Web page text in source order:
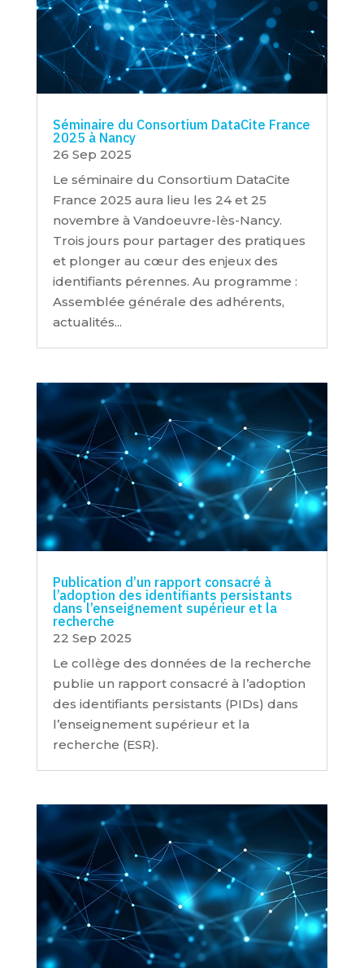
Séminaire du Consortium DataCite France
2025 à Nancy
26 Sep 2025
Le séminaire du Consortium DataCite
France 2025 aura lieu les 24 et 25
novembre à Vandoeuvre-lès-Nancy.
Trois jours pour partager des pratiques
et plonger au cœur des enjeux des
identifiants pérennes. Au programme :
Assemblée générale des adhérents,
actualités...
Publication d’un rapport consacré à
l’adoption des identifiants persistants
dans l’enseignement supérieur et la
recherche
22 Sep 2025
Le collège des données de la recherche
publie un rapport consacré à l’adoption
des identifiants persistants (PIDs) dans
l’enseignement supérieur et la
recherche (ESR).